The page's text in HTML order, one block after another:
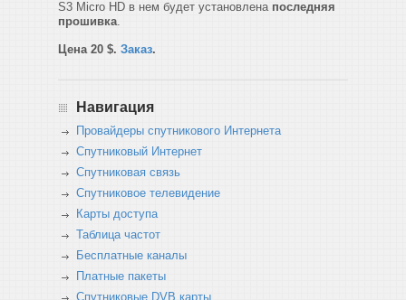
S3 Micro HD в нем будет установлена последняя
прошивка.
Цена 20 $. Заказ.
Навигация
Провайдеры спутникового Интернета
Спутниковый Интернет
Спутниковая связь
Спутниковое телевидение
Карты доступа
Таблица частот
Бесплатные каналы
Платные пакеты
Спутниковые DVB карты